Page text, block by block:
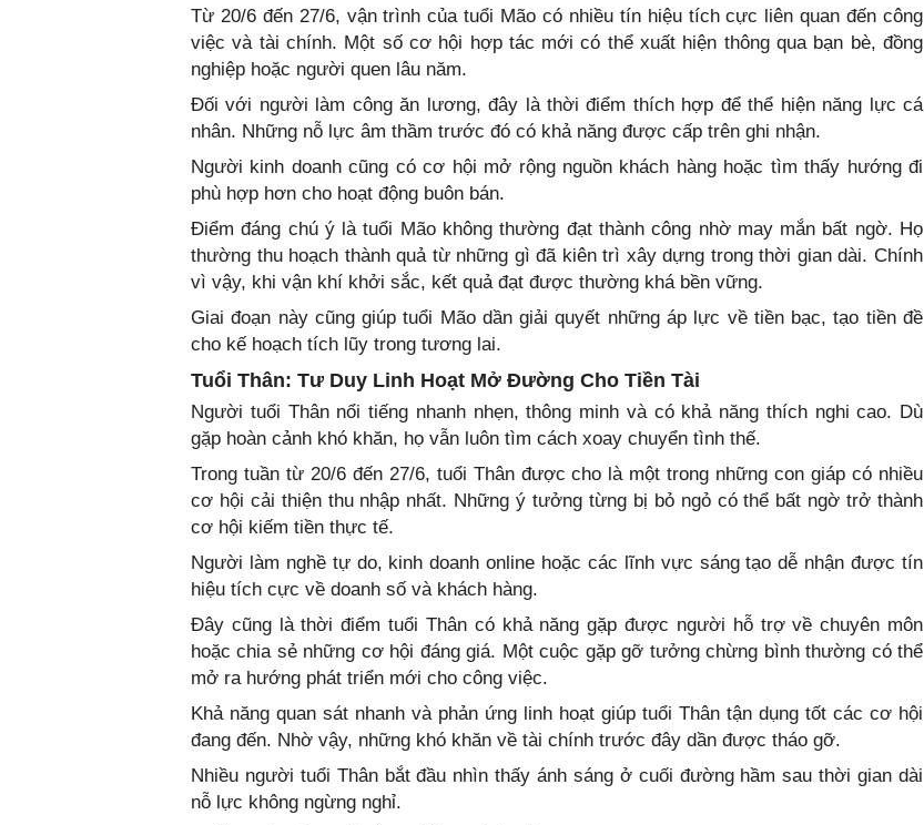
Từ 20/6 đến 27/6, vận trình của tuổi Mão có nhiều tín hiệu tích cực liên quan đến công
việc và tài chính. Một số cơ hội hợp tác mới có thể xuất hiện thông qua bạn bè, đồng
nghiệp hoặc người quen lâu năm.
Đối với người làm công ăn lương, đây là thời điểm thích hợp để thể hiện năng lực cá
nhân. Những nỗ lực âm thầm trước đó có khả năng được cấp trên ghi nhận.
Người kinh doanh cũng có cơ hội mở rộng nguồn khách hàng hoặc tìm thấy hướng đi
phù hợp hơn cho hoạt động buôn bán.
Điểm đáng chú ý là tuổi Mão không thường đạt thành công nhờ may mắn bất ngờ. Họ
thường thu hoạch thành quả từ những gì đã kiên trì xây dựng trong thời gian dài. Chính
vì vậy, khi vận khí khởi sắc, kết quả đạt được thường khá bền vững.
Giai đoạn này cũng giúp tuổi Mão dần giải quyết những áp lực về tiền bạc, tạo tiền đề
cho kế hoạch tích lũy trong tương lai.
Tuổi Thân: Tư Duy Linh Hoạt Mở Đường Cho Tiền Tài
Người tuổi Thân nổi tiếng nhanh nhẹn, thông minh và có khả năng thích nghi cao. Dù
gặp hoàn cảnh khó khăn, họ vẫn luôn tìm cách xoay chuyển tình thế.
Trong tuần từ 20/6 đến 27/6, tuổi Thân được cho là một trong những con giáp có nhiều
cơ hội cải thiện thu nhập nhất. Những ý tưởng từng bị bỏ ngỏ có thể bất ngờ trở thành
cơ hội kiếm tiền thực tế.
Người làm nghề tự do, kinh doanh online hoặc các lĩnh vực sáng tạo dễ nhận được tín
hiệu tích cực về doanh số và khách hàng.
Đây cũng là thời điểm tuổi Thân có khả năng gặp được người hỗ trợ về chuyên môn
hoặc chia sẻ những cơ hội đáng giá. Một cuộc gặp gỡ tưởng chừng bình thường có thể
mở ra hướng phát triển mới cho công việc.
Khả năng quan sát nhanh và phản ứng linh hoạt giúp tuổi Thân tận dụng tốt các cơ hội
đang đến. Nhờ vậy, những khó khăn về tài chính trước đây dần được tháo gỡ.
Nhiều người tuổi Thân bắt đầu nhìn thấy ánh sáng ở cuối đường hầm sau thời gian dài
nỗ lực không ngừng nghỉ.